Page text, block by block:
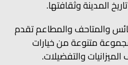
المدينة وثقافتها.
والمتاحف والمطاعم تقدم
متنوعة من خيارات
والتفضيلات.